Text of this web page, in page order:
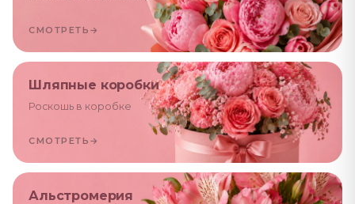
СМОТРЕТЬ →
Шляпные коробки
Роскошь в коробке
СМОТРЕТЬ →
Альстромерия